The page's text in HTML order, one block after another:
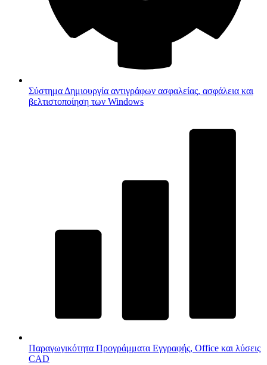
Σύστημα Δημιουργία αντιγράφων ασφαλείας, ασφάλεια και
βελτιστοποίηση των Windows
Παραγωγικότητα Προγράμματα Εγγραφής, Office και λύσεις
CAD